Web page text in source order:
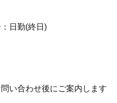
日勤(終日)
い合わせ後にご案内します